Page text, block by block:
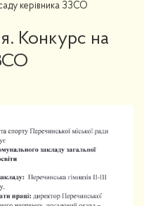
керівника ЗЗСО
Конкурс на